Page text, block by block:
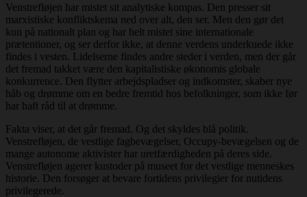
Venstrefløjen har mistet sit analytiske kompas. Den presser sit
marxistiske konfliktskema ned over alt, den ser. Men den gør det
kun på nationalt plan og har helt mistet sine internationale
prætentioner, og ser derfor ikke, at denne verdens underkuede ikke
findes i vesten. Lidelserne findes andre steder i verden, men der går
det fremad takket være den kapitalistiske økonomis globale
konkurrence. Den flytter arbejdspladser og indkomster, skaber nye
håb og drømme om en bedre fremtid hos befolkninger, som ikke før
har haft råd til at drømme.
Fakta viser, at det går fremad. Og det skyldes blå politik.
Venstrefløjen, de vestlige fagbevægelser, Occupy-bevægelsen og de
mange autonome aktivister har uretfærdigheden på deres side.
Venstrefløjen agerer kustoder på museet for det vestlige menneskes
historie. Den forsøger at bevare fortidens privilegier for nutidens
privilegerede.